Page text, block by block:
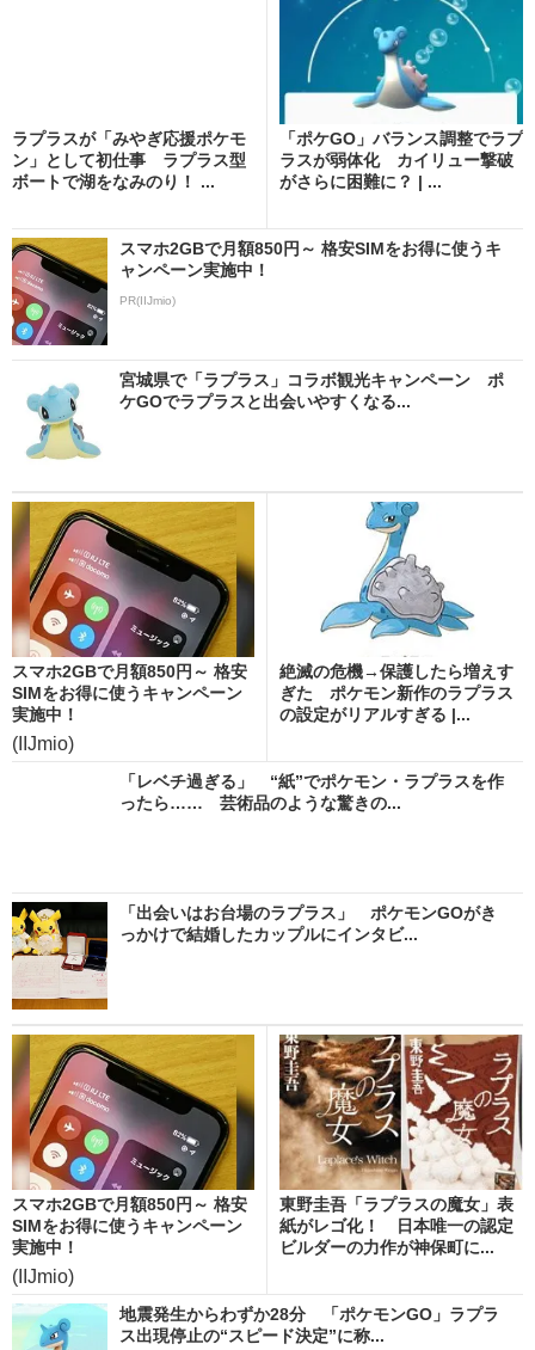
ラプラスが「みやぎ応援ポケモ
ン」として初仕事 ラプラス型
ボートで湖をなみのり！ ...
「ポケGO」バランス調整でラプ
ラスが弱体化 カイリュー撃破
がさらに困難に？ | ...
スマホ2GBで月額850円～ 格安SIMをお得に使うキ
ャンペーン実施中！
PR(IIJmio)
宮城県で「ラプラス」コラボ観光キャンペーン ポ
ケGOでラプラスと出会いやすくなる...
スマホ2GBで月額850円～ 格安
SIMをお得に使うキャンペーン
実施中！
(IIJmio)
絶滅の危機→保護したら増えす
ぎた ポケモン新作のラプラス
の設定がリアルすぎる |...
「レベチ過ぎる」 “紙”でポケモン・ラプラスを作
ったら…… 芸術品のような驚きの...
「出会いはお台場のラプラス」 ポケモンGOがき
っかけで結婚したカップルにインタビ...
スマホ2GBで月額850円～ 格安
SIMをお得に使うキャンペーン
実施中！
(IIJmio)
東野圭吾「ラプラスの魔女」表
紙がレゴ化！ 日本唯一の認定
ビルダーの力作が神保町に...
地震発生からわずか28分 「ポケモンGO」ラプラ
ス出現停止の“スピード決定”に称...